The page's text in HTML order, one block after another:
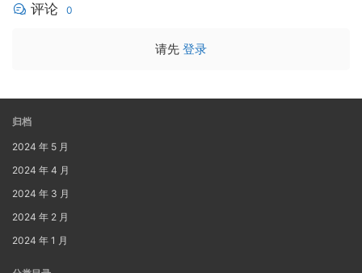
评论 0
请先 登录
归档
2024 年 5 月
2024 年 4 月
2024 年 3 月
2024 年 2 月
2024 年 1 月